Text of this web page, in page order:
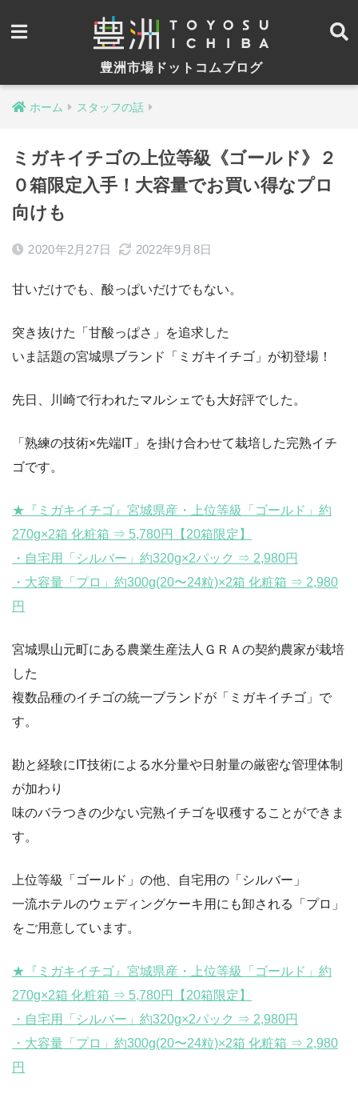
豊洲市場ドットコムブログ
ホーム スタッフの話
ミガキイチゴの上位等級《ゴールド》２
０箱限定入手！大容量でお買い得なプロ
向けも
2020年2月27日 2022年9月8日
甘いだけでも、酸っぱいだけでもない。
突き抜けた「甘酸っぱさ」を追求した
いま話題の宮城県ブランド「ミガキイチゴ」が初登場！
先日、川崎で行われたマルシェでも大好評でした。
「熟練の技術×先端IT」を掛け合わせて栽培した完熟イチ
ゴです。
★『ミガキイチゴ』宮城県産・上位等級「ゴールド」約
270g×2箱 化粧箱 ⇒ 5,780円【20箱限定】
・自宅用「シルバー」約320g×2パック ⇒ 2,980円
・大容量「プロ」約300g(20〜24粒)×2箱 化粧箱 ⇒ 2,980
円
宮城県山元町にある農業生産法人ＧＲＡの契約農家が栽培
した
複数品種のイチゴの統一ブランドが「ミガキイチゴ」で
す。
勘と経験にIT技術による水分量や日射量の厳密な管理体制
が加わり
味のバラつきの少ない完熟イチゴを収穫することができま
す。
上位等級「ゴールド」の他、自宅用の「シルバー」
一流ホテルのウェディングケーキ用にも卸される「プロ」
をご用意しています。
★『ミガキイチゴ』宮城県産・上位等級「ゴールド」約
270g×2箱 化粧箱 ⇒ 5,780円【20箱限定】
・自宅用「シルバー」約320g×2パック ⇒ 2,980円
・大容量「プロ」約300g(20〜24粒)×2箱 化粧箱 ⇒ 2,980
円